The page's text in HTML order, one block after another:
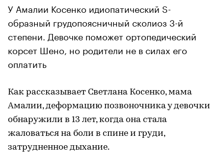
У Амалии Косенко идиопатический S-
образный грудопоясничный сколиоз 3-й
степени. Девочке поможет ортопедический
корсет Шено, но родители не в силах его
оплатить
Как рассказывает Светлана Косенко, мама
Амалии, деформацию позвоночника у девочки
обнаружили в 13 лет, когда она стала
жаловаться на боли в спине и груди,
затрудненное дыхание.